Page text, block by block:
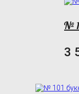
№
3